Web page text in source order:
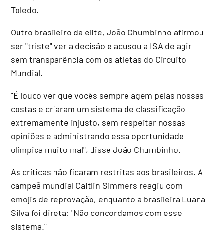
Toledo.
Outro brasileiro da elite, João Chumbinho afirmou
ser "triste" ver a decisão e acusou a ISA de agir
sem transparência com os atletas do Circuito
Mundial.
"É louco ver que vocês sempre agem pelas nossas
costas e criaram um sistema de classificação
extremamente injusto, sem respeitar nossas
opiniões e administrando essa oportunidade
olímpica muito mal", disse João Chumbinho.
As críticas não ficaram restritas aos brasileiros. A
campeã mundial Caitlin Simmers reagiu com
emojis de reprovação, enquanto a brasileira Luana
Silva foi direta: "Não concordamos com esse
sistema."